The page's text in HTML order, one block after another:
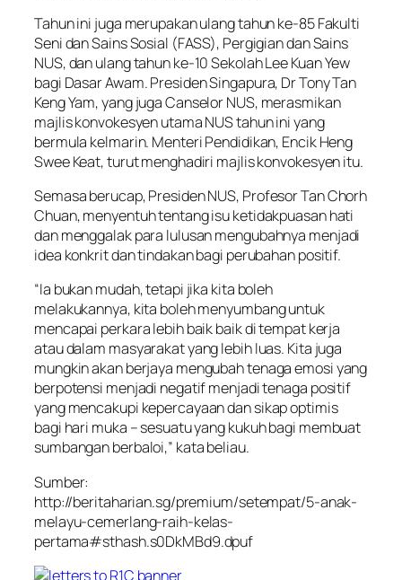
Tahun ini juga merupakan ulang tahun ke-85 Fakulti
Seni dan Sains Sosial (FASS), Pergigian dan Sains
NUS, dan ulang tahun ke-10 Sekolah Lee Kuan Yew
bagi Dasar Awam. Presiden Singapura, Dr Tony Tan
Keng Yam, yang juga Canselor NUS, merasmikan
majlis konvokesyen utama NUS tahun ini yang
bermula kelmarin. Menteri Pendidikan, Encik Heng
Swee Keat, turut menghadiri majlis konvokesyen itu.
Semasa berucap, Presiden NUS, Profesor Tan Chorh
Chuan, menyentuh tentang isu ketidakpuasan hati
dan menggalak para lulusan mengubahnya menjadi
idea konkrit dan tindakan bagi perubahan positif.
“Ia bukan mudah, tetapi jika kita boleh
melakukannya, kita boleh menyumbang untuk
mencapai perkara lebih baik baik di tempat kerja
atau dalam masyarakat yang lebih luas. Kita juga
mungkin akan berjaya mengubah tenaga emosi yang
berpotensi menjadi negatif menjadi tenaga positif
yang mencakupi kepercayaan dan sikap optimis
bagi hari muka – sesuatu yang kukuh bagi membuat
sumbangan berbaloi,” kata beliau.
Sumber:
http://beritaharian.sg/premium/setempat/5-anak-
melayu-cemerlang-raih-kelas-
pertama#sthash.s0DkMBd9.dpuf